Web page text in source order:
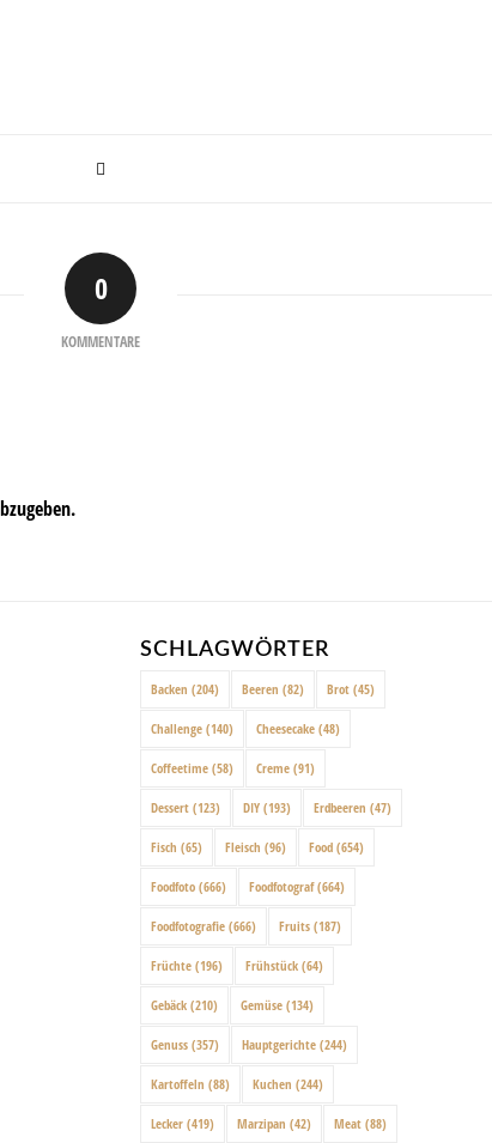
0
KOMMENTARE
SCHLAGWÖRTER
Backen (204) Beeren (82) Brot (45)
Challenge (140) Cheesecake (48)
Coffeetime (58) Creme (91)
Dessert (123) DIY (193) Erdbeeren (47)
Fisch (65) Fleisch (96) Food (654)
Foodfoto (666) Foodfotograf(664)
Foodfotografie (666) Fruits (187)
Früchte (196) Frühstück (64)
Gebäck (210) Gemüse (134)
Genuss (357) Hauptgerichte (244)
Kartoffeln (88) Kuchen (244)
Lecker (419) Marzipan (42) Meat (88)